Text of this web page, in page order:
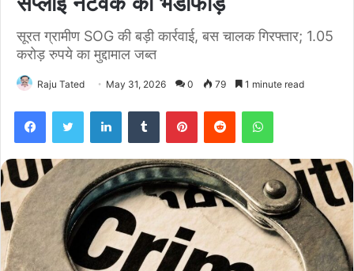
सूरत ग्रामीण SOG की बड़ी कार्रवाई, बस चालक गिरफ्तार; 1.05
करोड़ रुपये का मुद्दामाल जब्त
Raju Tated May 31, 2026 0 79 1 minute read
FacebookTwitter LinkedInTumblr PinterestReddit WhatsApp